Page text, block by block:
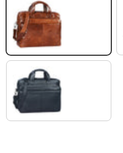
brandy - marron
noir